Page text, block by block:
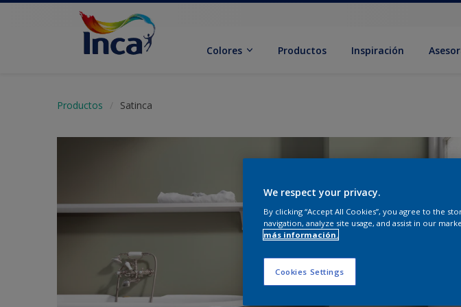
Colores Productos Inspiración
Productos Satinca
We respect your privacy.
By clicking “Accept All Cookies”, you agree to the
navigation, analyze site usage, and assist in our
más información.
Cookies Settings